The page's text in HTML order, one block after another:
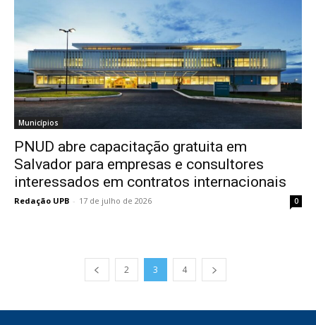
Municípios
PNUD abre capacitação gratuita em
Salvador para empresas e consultores
interessados em contratos internacionais
Redação UPB - 17 de julho de 2026 0
2 3 4